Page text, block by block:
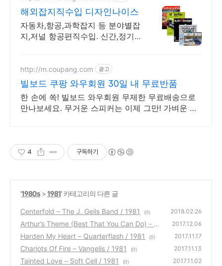
해외잡지직수입 디자인나이스
자동차,항공,과학잡지 등 분야별잡
지,저널 항공편직수입. 신간,정기구
http://m.coupang.com 광고
빌보드 쿠팡 와우회원 30일 내 무료반품
한 손에 쏙! 빌보드 와우회원 무제한 무료배송으로
만나보세요. 무거운 스피커는 이제 그만! 가벼운 미
4 구독하기
'1980s>1981' 카테고리의 다른 글
Centerfold – The J. Geils Band / 1981 (0) 2018.02.26
Arthur’s Theme (Best That You Can Do) - C
hristopher Cross / 1981
(0)
2017.12.06
Harden My Heart – Quarterflash / 1981 (0) 2017.11.17
Chariots Of Fire – Vangelis / 1981 (0) 2017.11.13
Tainted Love – Soft Cell / 1981 (0) 2017.11.02